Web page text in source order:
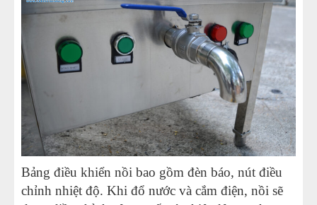
Bảng điều khiển nồi bao gồm đèn báo, nút điều
chỉnh nhiệt độ. Khi đổ nước và cắm điện, nồi sẽ